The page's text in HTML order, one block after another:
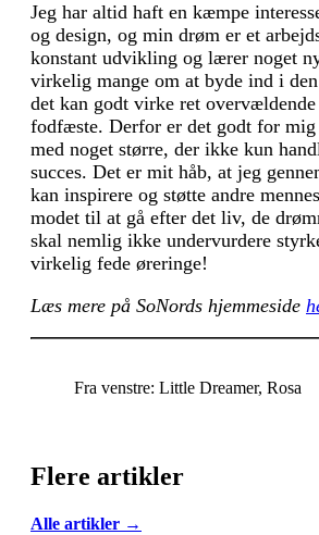
Jeg har altid haft en kæmpe
og design, og min drøm er et
konstant udvikling og lærer noget
virkelig mange om at byde ind i
det kan godt virke ret
fodfæste. Derfor er det godt for
med noget større, der ikke kun
succes. Det er mit håb, at jeg
kan inspirere og støtte andre
modet til at gå efter det liv, de
skal nemlig ikke undervurdere
virkelig fede øreringe!
Læs mere på SoNords hjemmeside
Fra venstre: Little Dreamer, Rosa
Flere artikler
Alle artikler →